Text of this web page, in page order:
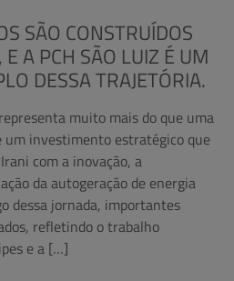
SÃO CONSTRUÍDOS
A PCH SÃO LUIZ É UM
DESSA TRAJETÓRIA.
muito mais do que uma
um investimento estratégico que
com a inovação, a
da autogeração de energia
dessa jornada, importantes
refletindo o trabalho
e a […]